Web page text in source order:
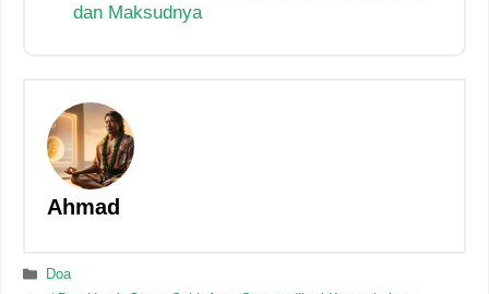
dan Maksudnya
Ahmad
Categories
Doa